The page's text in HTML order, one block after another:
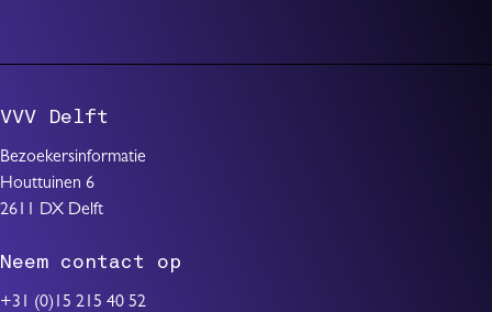
VVV Delft
Bezoekersinformatie
Houttuinen 6
2611 DX Delft
Neem contact op
+31 (0)15 215 40 52